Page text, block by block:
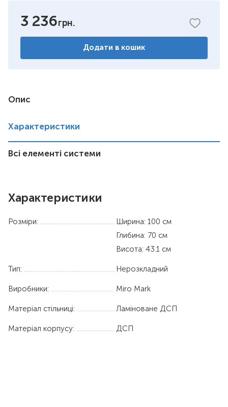
3 236
Додати в кошик
Опис
Характеристики
Всі елементі системи
Характеристики
Розміри:
Ширина: 100 см
Глибина: 70 см
Висота: 43.1 см
Тип: Нерозкладний
Виробники: Miro Mark
Матеріал стільниці: Ламіноване ДСП
Матеріал корпусу: ДСП